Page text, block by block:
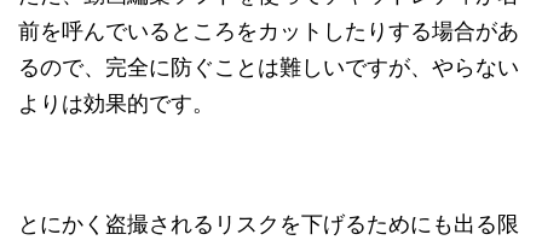
前を呼んでいるところをカットしたりする場合があ
るので、完全に防ぐことは難しいですが、やらない
よりは効果的です。
とにかく盗撮されるリスクを下げるためにも出る限